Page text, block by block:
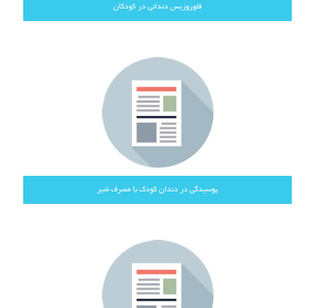
فلوروزیس دندانی در کودکان
پوسیدگی در دندان کودک با مصرف شیر